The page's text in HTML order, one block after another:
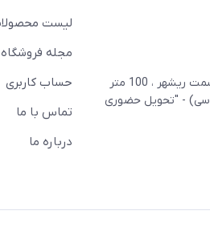
بوشهر - چهار راه تامین اجتماعی به سمت ریشهر ، 100 متر
- "تحویل حضوری
لیست
مجله فروشگاه
حساب کاربری
تماس با ما
درباره ما